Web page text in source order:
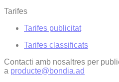
Tarifes
Tarifes publicitat
Tarifes classificats
Contacti amb nosaltres per
a producte@bondia.ad